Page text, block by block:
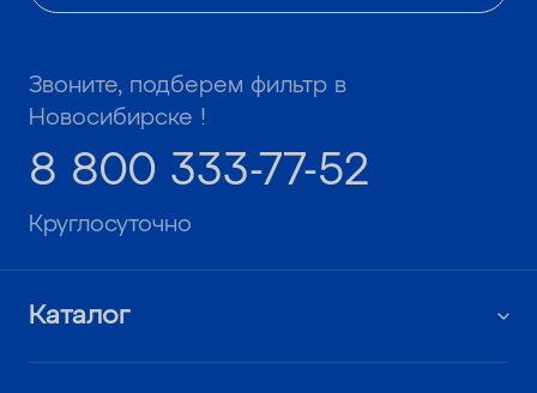
Звоните, подберем фильтр в
Новосибирске !
8 800 333-77-52
Круглосуточно
Каталог